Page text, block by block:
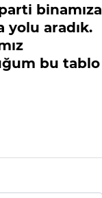
binamıza
yolu aradık.
bu tablo